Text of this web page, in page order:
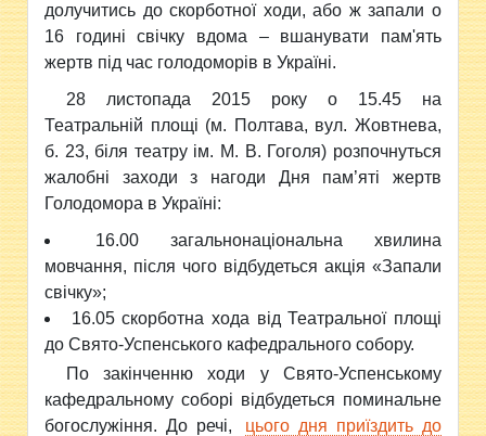
долучитись до скорботної ходи, або ж запали о
16 годині свічку вдома – вшанувати пам'ять
жертв під час голодоморів в Україні.
28 листопада 2015 року о 15.45 на
Театральній площі (м. Полтава, вул. Жовтнева,
б. 23, біля театру ім. М. В. Гоголя) розпочнуться
жалобні заходи з нагоди Дня пам’яті жертв
Голодомора в Україні:
16.00 загальнонаціональна хвилина
мовчання, після чого відбудеться акція «Запали
свічку»;
16.05 скорботна хода від Театральної площі
до Свято-Успенського кафедрального собору.
По закінченню ходи у Свято-Успенському
кафедральному соборі відбудеться поминальне
богослужіння. До речі,
цього дня приїздить до